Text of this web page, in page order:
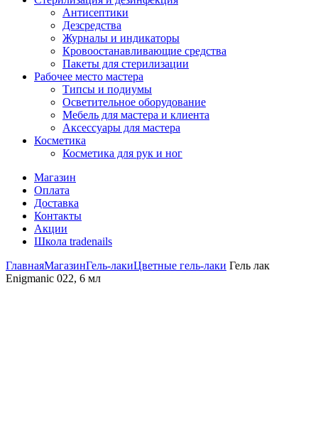
Антисептики
Дезсредства
Журналы и индикаторы
Кровоостанавливающие средства
Пакеты для стерилизации
Рабочее место мастера
Типсы и подиумы
Осветительное оборудование
Мебель для мастера и клиента
Аксессуары для мастера
Косметика
Косметика для рук и ног
Магазин
Оплата
Доставка
Контакты
Акции
Школа tradenails
ГлавнаяМагазинГель-лакиЦветные гель-лаки Гель лак
Enigmanic 022, 6 мл